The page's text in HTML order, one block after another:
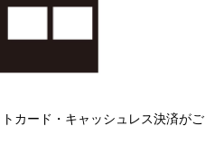
カード・キャッシュレス決済がご